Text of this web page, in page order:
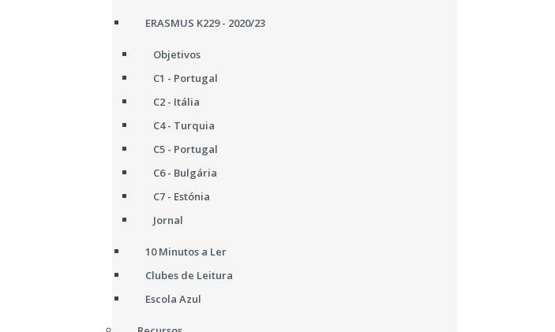
ERASMUS K229 - 2020/23
Objetivos
C1 - Portugal
C2 - Itália
C4 - Turquia
C5 - Portugal
C6 - Bulgária
C7 - Estónia
Jornal
10 Minutos a Ler
Clubes de Leitura
Escola Azul